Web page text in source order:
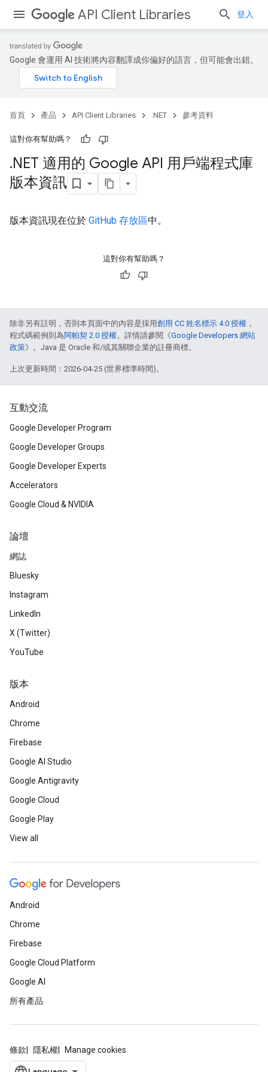
API Client Libraries 登入
Google 會運用 AI 技術將內容翻譯成你偏好的語言，但可能會出錯。
首頁 產品 API Client Libraries .NET 參考資料
這對你有幫助嗎？
.NET 適用的 Google API 用戶端程式庫
版本資訊
版本資訊現在位於 GitHub 存放區中。
這對你有幫助嗎？
除非另有註明，否則本頁面中的內容是採用創用 CC 姓名標示 4.0 授權 ，
程式碼範例則為阿帕契 2.0 授權。詳情請參閱《Google Developers 網站
政策》。Java 是 Oracle 和/或其關聯企業的註冊商標。
上次更新時間：2026-04-25 (世界標準時間)。
互動交流
Google Developer Program
Google Developer Groups
Google Developer Experts
Accelerators
Google Cloud & NVIDIA
論壇
網誌
Bluesky
Instagram
LinkedIn
X (Twitter)
YouTube
版本
Android
Chrome
Firebase
Google AI Studio
Google Antigravity
Google Cloud
Google Play
View all
Android
Chrome
Firebase
Google Cloud Platform
Google AI
所有產品
條款 隱私權 Manage cookies